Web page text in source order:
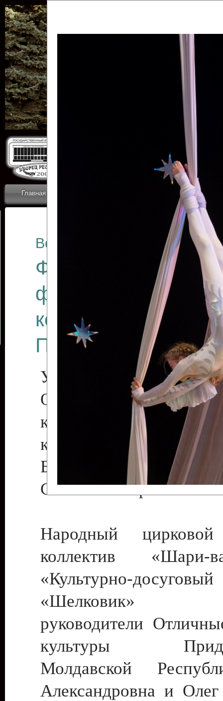
Главная Новости
ОТЧЕТЫ ГКЦ
Все отчеты
Финал
фестиваля
коллективов
Приднестровского
Участники фестиваля:
Образцовый
коллектив
культуры с.
Бендеры ,
Светлана Георгиевна
Народный цирковой
коллектив
«Культурно-
«Шелковик»
руководители
культуры
Молдавской
Александровна и